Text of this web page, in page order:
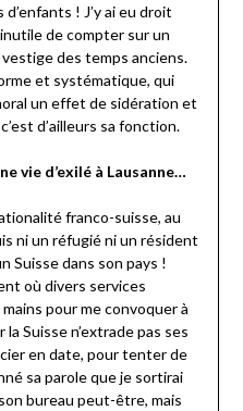
! J’y ai eu droit
de compter sur un
des temps anciens.
et systématique, qui
un effet de sidération et
d’ailleurs sa fonction.
vie d’exilé à Lausanne…
franco-suisse, au
ni un réfugié ni un résident
Suisse dans son pays !
où divers services
pour me convoquer à
Suisse n’extrade pas ses
en date, pour tenter de
sa parole que je sortirai
bureau peut-être, mais